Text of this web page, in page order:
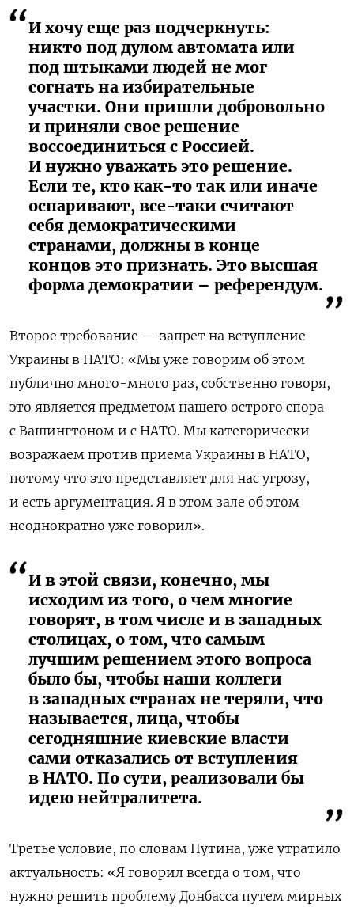
И хочу еще раз подчеркнуть:
никто под дулом автомата или
под штыками людей не мог
согнать на избирательные
участки. Они пришли добровольно
и приняли свое решение
воссоединиться с Россией.
И нужно уважать это решение.
Если те, кто как-то так или иначе
оспаривают, все-таки считают
себя демократическими
странами, должны в конце
концов это признать. Это высшая
форма демократии – референдум.
Второе требование — запрет на вступление
Украины в НАТО: «Мы уже говорим об этом
публично много-много раз, собственно говоря,
это является предметом нашего острого спора
с Вашингтоном и с НАТО. Мы категорически
возражаем против приема Украины в НАТО,
потому что это представляет для нас угрозу,
и есть аргументация. Я в этом зале об этом
неоднократно уже говорил».
И в этой связи, конечно, мы
исходим из того, о чем многие
говорят, в том числе и в западных
столицах, о том, что самым
лучшим решением этого вопроса
было бы, чтобы наши коллеги
в западных странах не теряли, что
называется, лица, чтобы
сегодняшние киевские власти
сами отказались от вступления
в НАТО. По сути, реализовали бы
идею нейтралитета.
Третье условие, по словам Путина, уже утратило
актуальность: «Я говорил всегда о том, что
нужно решить проблему Донбасса путем мирных